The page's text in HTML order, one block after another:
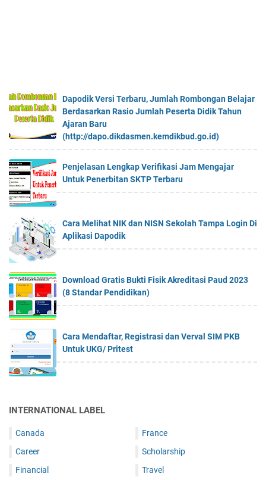
Dapodik Versi Terbaru, Jumlah Rombongan Belajar
Berdasarkan Rasio Jumlah Peserta Didik Tahun
Ajaran Baru
(http://dapo.dikdasmen.kemdikbud.go.id)
Penjelasan Lengkap Verifikasi Jam Mengajar
Untuk Penerbitan SKTP Terbaru
Cara Melihat NIK dan NISN Sekolah Tampa Login Di
Aplikasi Dapodik
Download Gratis Bukti Fisik Akreditasi Paud 2023
(8 Standar Pendidikan)
Cara Mendaftar, Registrasi dan Verval SIM PKB
Untuk UKG/ Pritest
INTERNATIONAL LABEL
Canada
Career
Financial
France
Scholarship
Travel